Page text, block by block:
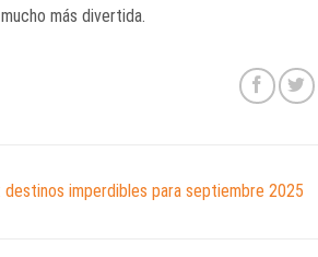
más divertida.
destinos imperdibles para septiembre 2025